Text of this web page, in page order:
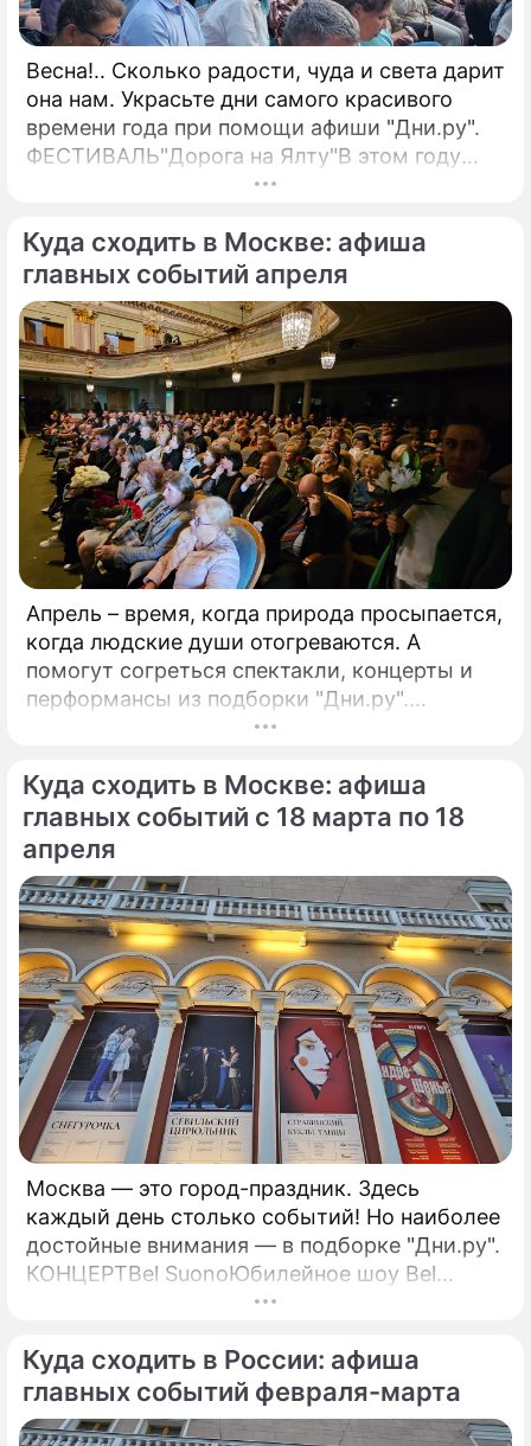
Весна!.. Сколько радости, чуда и света дарит
она нам. Украсьте дни самого красивого
времени года при помощи афиши "Дни.ру".
ФЕСТИВАЛЬ"Дорога на Ялту"В этом году
оргкомитет получил 172 заявки от
Куда сходить в Москве: афиша
главных событий апреля
Апрель – время, когда природа просыпается,
когда людские души отогреваются. А
помогут согреться спектакли, концерты и
перформансы из подборки "Дни.ру".
ГАСТРОЛИ"Материнское сердце"Открытый
представляют московские гастроли
Большого драматического театра им.
Куда сходить в Москве: афиша
главных событий с 18 марта по 18
апреля
Москва — это город-праздник. Здесь
каждый день столько событий! Но наиболее
достойные внимания — в подборке "Дни.ру".
КОНЦЕРТBel SuonoЮбилейное шоу Bel
в уникальном формате.
Куда сходить в России: афиша
главных событий февраля-марта